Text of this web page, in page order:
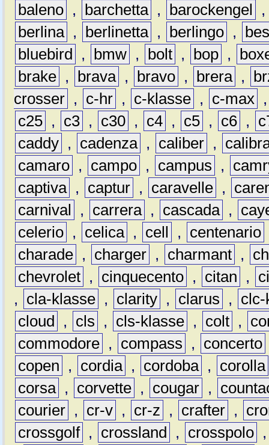
baleno , barchetta , barockengel
berlina , berlinetta , berlingo ,
bluebird
, bmw , bolt , bop ,
brake , brava , bravo , brera ,
crosser , c-hr , c-klasse , c-max
c25 , c3 , c30 , c4 , c5 , c6 ,
caddy , cadenza , caliber ,
camaro , campo , campus ,
captiva , captur , caravelle ,
carnival
, carrera , cascada ,
celerio , celica , cell , centenario
charade , charger , charmant ,
chevrolet , cinquecento , citan ,
,
cla-klasse , clarity , clarus ,
clc-
cloud
, cls , cls-klasse , colt ,
commodore , compass , concerto
copen
, cordia , cordoba ,
corolla
corsa , corvette , cougar ,
courier , cr-v , cr-z , crafter ,
crossgolf , crossland , crosspolo